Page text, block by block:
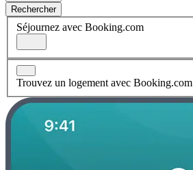
Rechercher
Séjournez avec Booking.com
Trouvez un logement avec Booking.com